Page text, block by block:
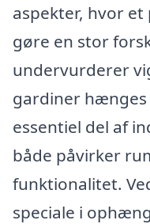
aspekter, hvor
gøre en stor
undervurderer
gardiner hænges
essentiel del af
både påvirker
funktionalitet.
speciale i